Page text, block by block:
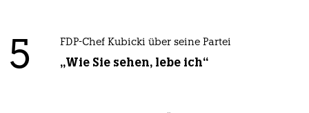
5 FDP-Chef Kubicki über seine Partei
„Wie Sie sehen, lebe ich“